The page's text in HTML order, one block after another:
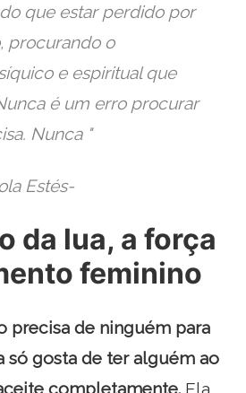
que estar perdido por
procurando o
e espiritual que
é um erro procurar
Nunca "
Estés-
da lua, a força
feminino
precisa de ninguém para
só gosta de ter alguém ao
completamente. Ela